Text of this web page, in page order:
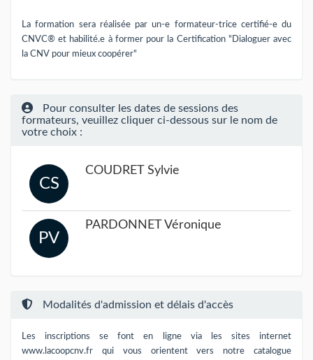
La formation sera réalisée par un-e formateur-trice certifié-e du
CNVC® et habilité.e à former pour la Certification "Dialoguer avec
la CNV pour mieux coopérer"
Pour consulter les dates de sessions des
formateurs, veuillez cliquer ci-dessous sur le nom de
votre choix :
CS
COUDRET Sylvie
PV
PARDONNET Véronique
Modalités d'admission et délais d'accès
Les inscriptions se font en ligne via les sites internet
www.lacoopcnv.fr qui vous orientent vers notre catalogue